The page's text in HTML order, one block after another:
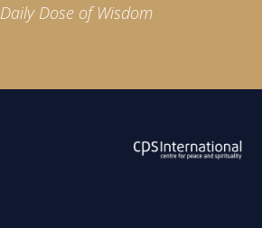
Daily Dose of Wisdom